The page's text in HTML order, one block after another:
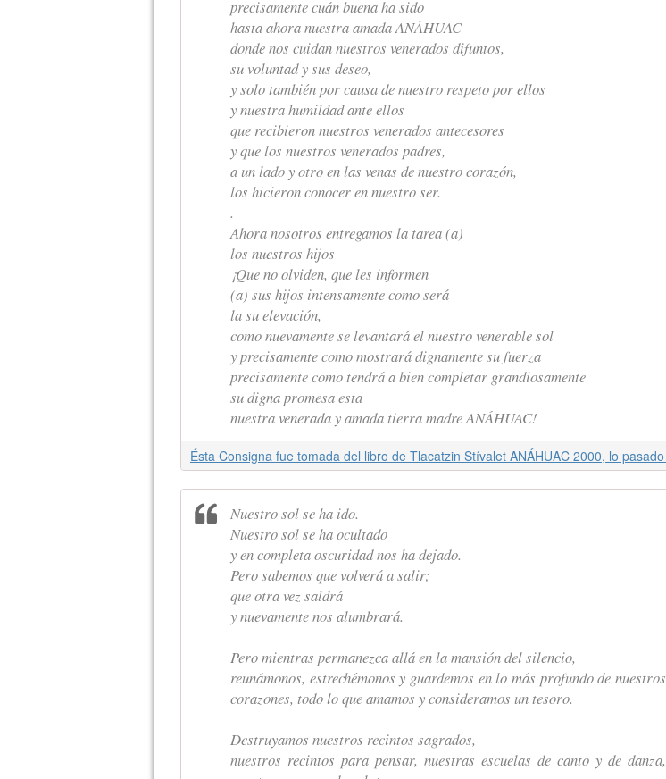
precisamente cuán buena ha sido
hasta ahora nuestra amada ANÁHUAC
donde nos cuidan nuestros venerados difuntos,
su voluntad y sus deseo,
y solo también por causa de nuestro respeto por ellos
y nuestra humildad ante ellos
que recibieron nuestros venerados antecesores
y que los nuestros venerados padres,
a un lado y otro en las venas de nuestro corazón,
los hicieron conocer en nuestro ser.
.
Ahora nosotros entregamos la tarea (a)
los nuestros hijos
¡Que no olviden, que les informen
(a) sus hijos intensamente como será
la su elevación,
como nuevamente se levantará el nuestro venerable sol
y precisamente como mostrará dignamente su fuerza
precisamente como tendrá a bien completar grandiosamente
su digna promesa esta
nuestra venerada y amada tierra madre ANÁHUAC!
Nuestro sol se ha ido.
Nuestro sol se ha ocultado
y en completa oscuridad nos ha dejado.
Pero sabemos que volverá a salir;
que otra vez saldrá
y nuevamente nos alumbrará.
Pero mientras permanezca allá en la mansión del silencio,
reunámonos, estrechémonos y guardemos en lo más profundo de nuestros
corazones, todo lo que amamos y consideramos un tesoro.
Destruyamos nuestros recintos sagrados,
nuestros recintos para pensar, nuestras escuelas de canto y de danza,